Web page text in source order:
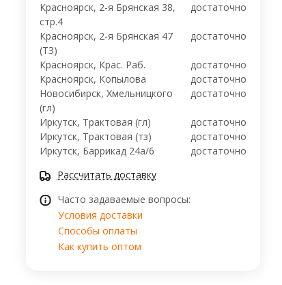
Красноярск, 2-я Брянская 38,
стр.4
достаточно
Красноярск, 2-я Брянская 47
(ТЗ)
достаточно
Красноярск, Крас. Раб.
достаточно
Красноярск, Копылова
достаточно
Новосибирск, Хмельницкого
(гл)
достаточно
Иркутск, Трактовая (гл)
достаточно
Иркутск, Трактовая (тз)
достаточно
Иркутск, ​Баррикад 24а/6
достаточно
Рассчитать доставку
Часто задаваемые вопросы:
Условия доставки
Способы оплаты
Как купить оптом